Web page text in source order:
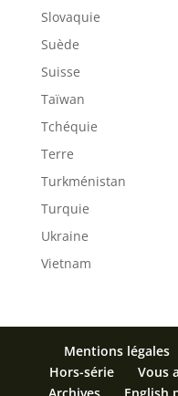
Slovaquie
Suède
Suisse
Taïwan
Tchéquie
Terre
Turkménistan
Turquie
Ukraine
Vietnam
Mentions légales
Hors-série
Vous